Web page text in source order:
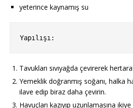
yeterince kaynamış su
Yapılışı:
Tavukları sıvıyağda çevirerek
Yemeklik doğranmış soğanı, halka
ilave edip biraz daha çevirin.
Havuçları kazıyıp uzunlamasına